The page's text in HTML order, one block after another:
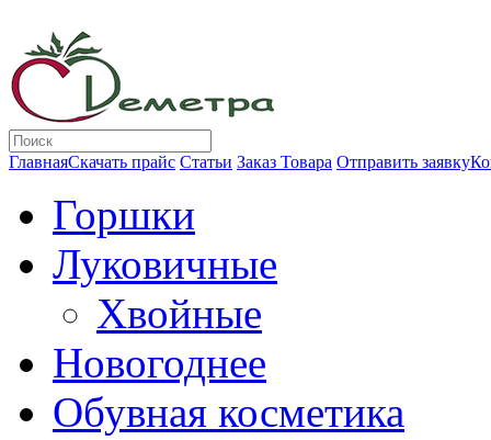
ГлавнаяСкачать прайс Статьи Заказ Товара Отправить заявку
Горшки
Луковичные
Хвойные
Новогоднее
Обувная косметика